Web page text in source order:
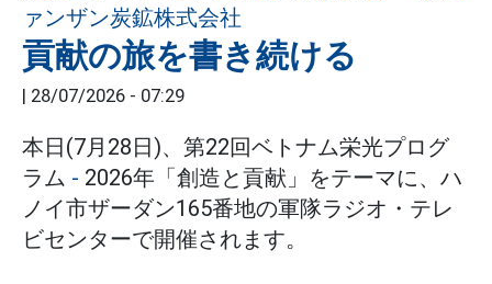
貢献の旅を書き続ける
28/07/2026 - 07:29
本日(7月28日)、第22回ベトナム栄光プログ
ラム - 2026年「創造と貢献」をテーマに、ハ
ノイ市ザーダン165番地の軍隊ラジオ・テレ
ビセンターで開催されます。